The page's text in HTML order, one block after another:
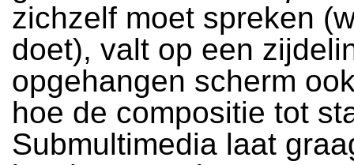
zichzelf moet spreken
doet), valt op een
opgehangen scherm
hoe de compositie tot
Submultimedia laat